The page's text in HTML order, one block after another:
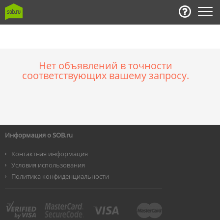
Нет объявлений в точности
соответствующих вашему запросу.
Информация о SOB.ru
Контактная информация
Условия использования
Политика конфиденциальности